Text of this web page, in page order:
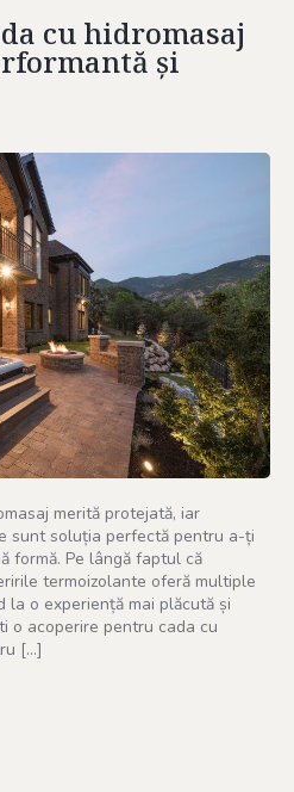
merită protejată, iar
sunt soluția perfectă pentru a-ți
formă. Pe lângă faptul că
termoizolante oferă multiple
la o experiență mai plăcută și
o acoperire pentru cada cu
[…]
cu hidromasaj
și